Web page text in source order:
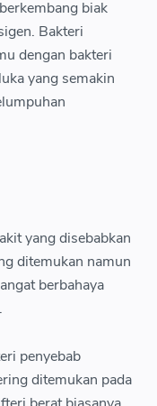
biak
Bakteri
dengan bakteri
yang semakin
yang disebabkan
ditemukan namun
berbahaya
penyebab
ditemukan pada